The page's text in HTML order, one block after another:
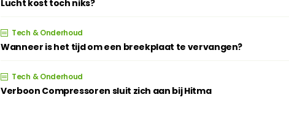
Lucht kost toch niks?
Tech & Onderhoud
Wanneer is het tijd om een breekplaat te vervangen?
Tech & Onderhoud
Verboon Compressoren sluit zich aan bij Hitma